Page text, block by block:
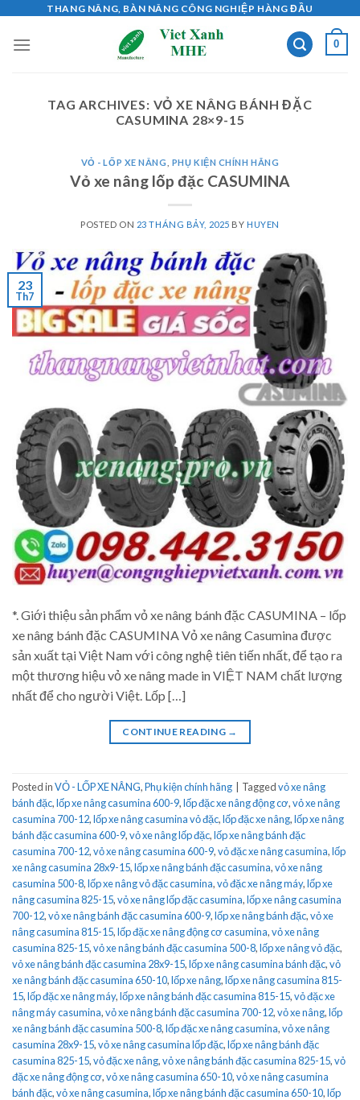
content
THANG NÂNG, BÀN NÂNG CÔNG NGHIỆP HÀNG ĐẦU
0
TAG ARCHIVES: VỎ XE NÂNG BÁNH ĐẶC
CASUMINA 28×9-15
VỎ - LỐP XE NÂNG PHỤ KIỆN CHÍNH HÃNG
Vỏ xe nâng lốp đặc CASUMINA
POSTED ON 23 THÁNG BẢY, 2025 BYHUYEN
23
Th7
*. Giới thiệu sản phẩm vỏ xe nâng bánh đặc CASUMINA – lốp
xe nâng bánh đặc CASUMINA Vỏ xe nâng Casumina được
sản xuất tại Việt Nam với công nghệ tiên tiến nhất, để tạo ra
một thương hiệu vỏ xe nâng made in VIỆT NAM chất lượng
nhất để cho người Việt. Lốp […]
CONTINUE READING →
Posted inVỎ - LỐP XE NÂNG,Phụ kiện chính hãng Taggedvỏ xe nâng
bánh đặc,lốp xe nâng casumina 600-9,lốp đặc xe nâng động cơ,vỏ xe nâng
casumina 700-12,lốp xe nâng casumina vỏ đặc,lốp đặc xe nâng,lốp xe nâng
bánh đặc casumina 600-9,vỏ xe nâng lốp đặc,lốp xe nâng bánh đặc
casumina 700-12,vỏ xe nâng casumina 600-9,vỏ đặc xe nâng casumina,lốp
xe nâng casumina 28x9-15,lốp xe nâng bánh đặc casumina,vỏ xe nâng
casumina 500-8,lốp xe nâng vỏ đặc casumina,vỏ đặc xe nâng máy,lốp xe
nâng casumina 825-15,vỏ xe nâng lốp đặc casumina,lốp xe nâng casumina
700-12,vỏ xe nâng bánh đặc casumina 600-9,lốp xe nâng bánh đặc,vỏ xe
nâng casumina 815-15,lốp đặc xe nâng động cơ casumina,vỏ xe nâng
casumina 825-15,vỏ xe nâng bánh đặc casumina 500-8,lốp xe nâng vỏ đặc,
vỏ xe nâng bánh đặc casumina 28x9-15,lốp xe nâng casumina bánh đặc,vỏ
xe nâng bánh đặc casumina 650-10,lốp xe nâng,lốp xe nâng casumina 815-
15,lốp đặc xe nâng máy,lốp xe nâng bánh đặc casumina 815-15,vỏ đặc xe
nâng máy casumina,vỏ xe nâng bánh đặc casumina 700-12,vỏ xe nâng,lốp
xe nâng bánh đặc casumina 500-8,lốp đặc xe nâng casumina,vỏ xe nâng
casumina 28x9-15,vỏ xe nâng casumina lốp đặc,lốp xe nâng bánh đặc
casumina 825-15,vỏ đặc xe nâng,vỏ xe nâng bánh đặc casumina 825-15,vỏ
đặc xe nâng động cơ,vỏ xe nâng casumina 650-10,vỏ xe nâng casumina
bánh đặc,vỏ xe nâng casumina,lốp xe nâng bánh đặc casumina 650-10,lốp